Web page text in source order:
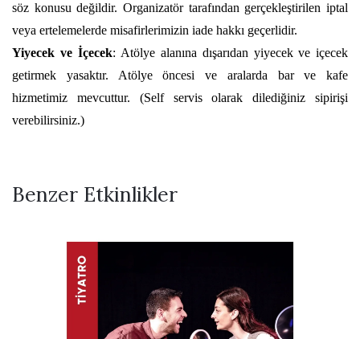
söz konusu değildir. Organizatör tarafından gerçekleştirilen iptal
veya ertelemelerde misafirlerimizin iade hakkı geçerlidir.
Yiyecek ve İçecek: Atölye alanına dışarıdan yiyecek ve içecek
getirmek yasaktır. Atölye öncesi ve aralarda bar ve kafe
hizmetimiz mevcuttur. (Self servis olarak dilediğiniz sipirişi
verebilirsiniz.)
Benzer Etkinlikler